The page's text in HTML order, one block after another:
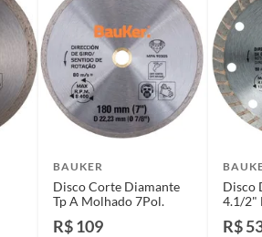
BAUKER
Disco Corte Diamante
Tp A Molhado 7Pol.
R$ 109
Disco
4.1/2"
R$